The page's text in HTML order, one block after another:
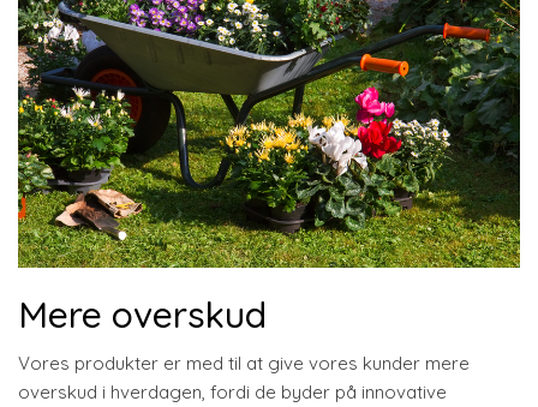
Mere overskud
Vores produkter er med til at give vores kunder mere
overskud i hverdagen, fordi de byder på innovative